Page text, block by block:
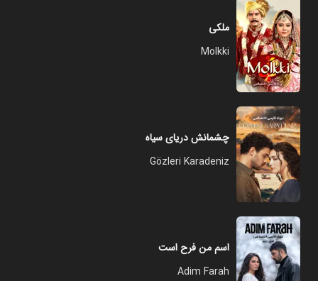
ملکی
Molkki
چشمانش دریای سیاه
Gözleri Karadeniz
اسم من فرح است
Adim Farah